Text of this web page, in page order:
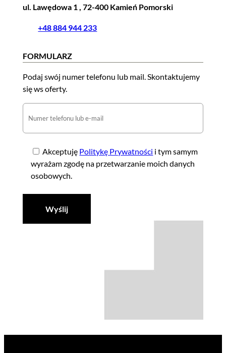
ul. Lawędowa 1 , 72-400 Kamień Pomorski
+48 884 944 233
FORMULARZ
Podaj swój numer telefonu lub mail. Skontaktujemy
się ws oferty.
Akceptuję Politykę Prywatności i tym samym
wyrażam zgodę na przetwarzanie moich danych
osobowych.